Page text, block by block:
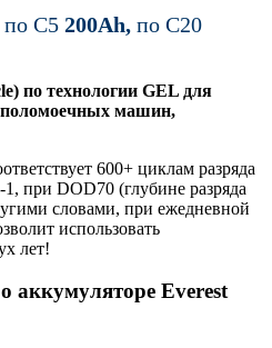
по С5 200Ah, по C20
по технологии GEL для
поломоечных машин,
600+ циклам разряда
при DOD70 (глубине разряда
словами, при ежедневной
использовать
лет!
аккумуляторе Everest